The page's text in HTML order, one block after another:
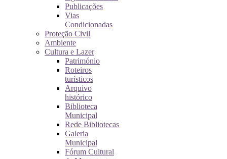
Publicações
Vias
Condicionadas
Proteção Civil
Ambiente
Cultura e Lazer
Património
Roteiros
turísticos
Arquivo
histórico
Biblioteca
Municipal
Rede Bibliotecas
Galeria
Municipal
Fórum Cultural